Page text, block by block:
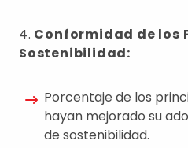
4. Conformidad de los
Sostenibilidad:
Porcentaje de los
hayan mejorado su
de sostenibilidad.